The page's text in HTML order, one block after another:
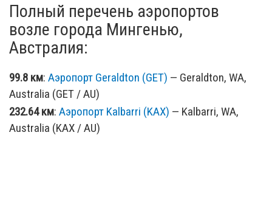
Полный перечень аэропортов
возле города Мингенью,
Австралия:
99.8 км: Аэропорт Geraldton (GET) — Geraldton, WA,
Australia (GET / AU)
232.64 км: Аэропорт Kalbarri (KAX) — Kalbarri, WA,
Australia (KAX / AU)